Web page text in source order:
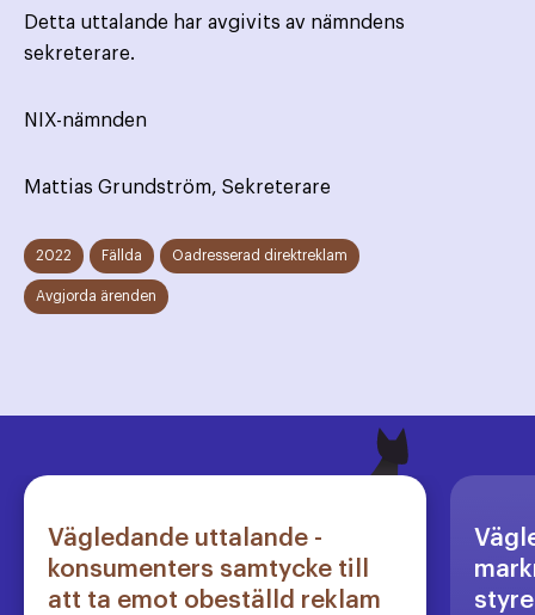
Detta uttalande har avgivits av nämndens
sekreterare.
NIX-nämnden
Mattias Grundström, Sekreterare
2022 Fällda Oadresserad direktreklam
Avgjorda ärenden
Vägledande uttalande -
konsumenters samtycke till
att ta emot obeställd reklam